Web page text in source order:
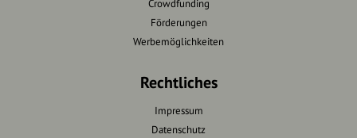
Crowdfunding
Förderungen
Werbemöglichkeiten
Rechtliches
Impressum
Datenschutz